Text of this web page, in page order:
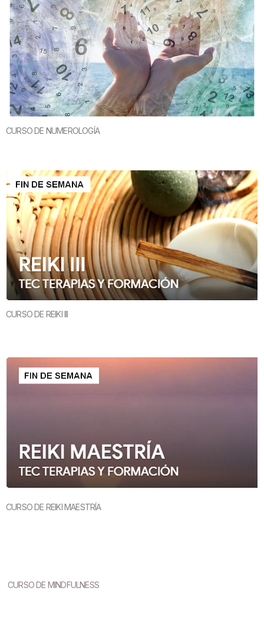
CURSO DE NUMEROLOGÍA
CURSO DE REIKI III
CURSO DE REIKI MAESTRÍA
CURSO DE MINDFULNESS